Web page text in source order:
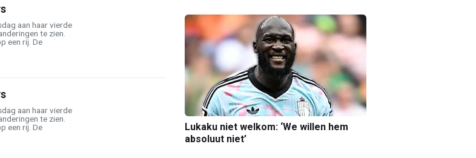
aan haar vierde
te zien.
een rij. De
aan haar vierde
te zien.
een rij. De
Lukaku niet welkom: ‘We willen hem
absoluut niet’